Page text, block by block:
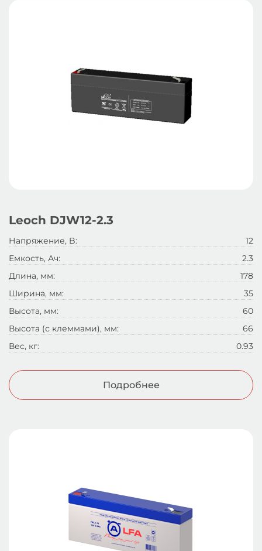
Leoch DJW12-2.3
Напряжение, B:
12
Емкость, Ач:
2.3
Длина, мм:
178
Ширина, мм:
35
Высота, мм:
60
Высота (с клеммами), мм:
66
Вес, кг:
0.93
Подробнее